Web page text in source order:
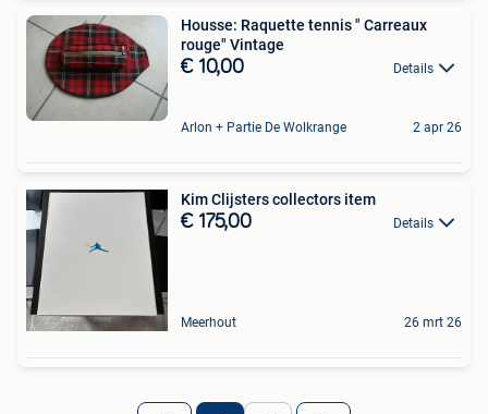
Housse: Raquette tennis " Carreaux
rouge" Vintage
€ 10,00 Details
Arlon + Partie De Wolkrange 2 apr 26
Kim Clijsters collectors item
€ 175,00 Details
Meerhout 26 mrt 26